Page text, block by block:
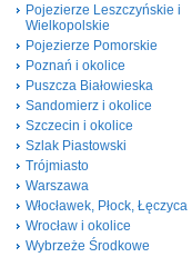
Pojezierze Leszczyńskie i
Wielkopolskie
Pojezierze Pomorskie
Poznań i okolice
Puszcza Białowieska
Sandomierz i okolice
Szczecin i okolice
Szlak Piastowski
Trójmiasto
Warszawa
Włocławek, Płock, Łęczyca
Wrocław i okolice
Wybrzeże Środkowe